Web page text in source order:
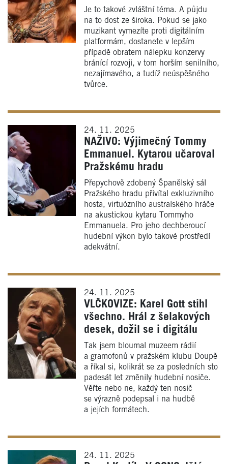
Je to takové zvláštní téma. A půjdu
na to dost ze široka. Pokud se jako
muzikant vymezíte proti digitálním
platformám, dostanete v lepším
případě obratem nálepku konzervy
bránící rozvoji, v tom horším senilního,
nezajímavého, a tudíž neúspěšného
tvůrce.
24. 11. 2025
NAŽIVO: Výjimečný Tommy
Emmanuel. Kytarou učaroval
Pražskému hradu
Přepychově zdobený Španělský sál
Pražského hradu přivítal exkluzivního
hosta, virtuózního australského hráče
na akustickou kytaru Tommyho
Emmanuela. Pro jeho dechberoucí
hudební výkon bylo takové prostředí
adekvátní.
24. 11. 2025
VLČKOVIZE: Karel Gott stihl
všechno. Hrál z šelakových
desek, dožil se i digitálu
Tak jsem bloumal muzeem rádií
a gramofonů v pražském klubu Doupě
a říkal si, kolikrát se za posledních sto
padesát let změnily hudební nosiče.
Věřte nebo ne, každý ten nosič
se výrazně podepsal i na hudbě
a jejích formátech.
24. 11. 2025